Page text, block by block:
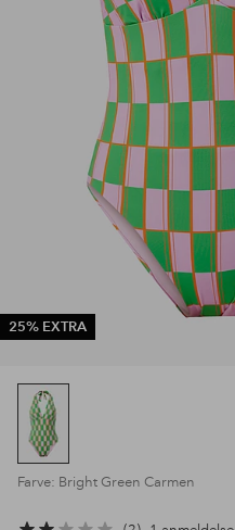
25% EXTRA
Farve: Bright Green Carmen